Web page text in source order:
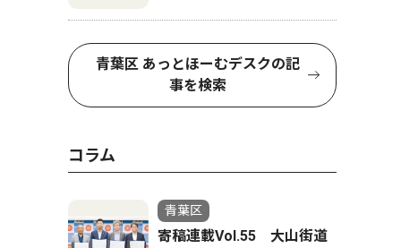
青葉区 あっとほーむデスクの記
事を検索
コラム
青葉区
寄稿連載Vol.55 大山街道